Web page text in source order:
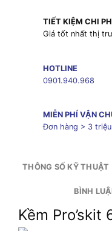
TIẾT KIỆM CHI
Giá tốt nhất thị
HOTLINE
0901.940.968
MIỄN PHÍ VẬN
Đơn hàng > 3 triệu
THÔNG SỐ KỸ THUẬT
BÌNH
Kềm Pro’skit